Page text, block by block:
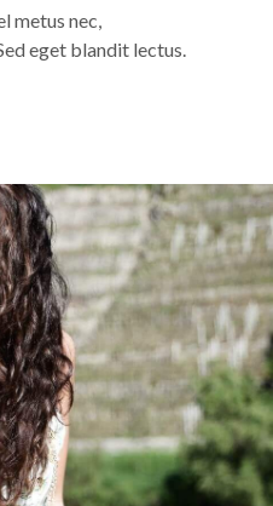
metus nec,
eget blandit lectus.